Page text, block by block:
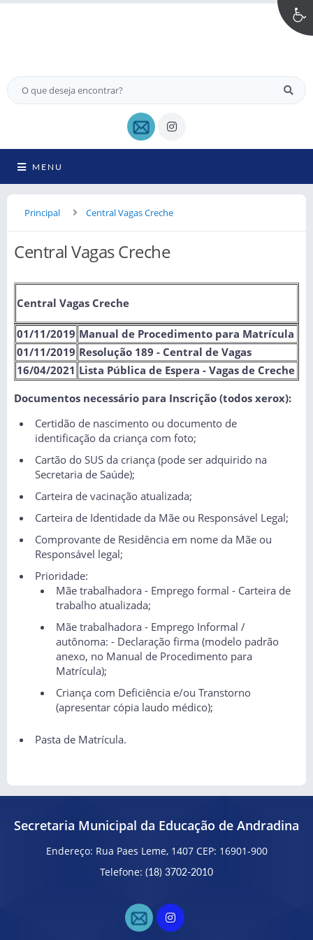
MENU
Principal Central Vagas Creche
Central Vagas Creche
Central Vagas Creche
01/11/2019 Manual de Procedimento para Matrícula
01/11/2019 Resolução 189 - Central de Vagas
16/04/2021 Lista Pública de Espera - Vagas de Creche
Documentos necessário para Inscrição (todos xerox):
Certidão de nascimento ou documento de
identificação da criança com foto;
Cartão do SUS da criança (pode ser adquirido na
Secretaria de Saúde);
Carteira de vacinação atualizada;
Carteira de Identidade da Mãe ou Responsável Legal;
Comprovante de Residência em nome da Mãe ou
Responsável legal;
Prioridade:
Mãe trabalhadora - Emprego formal - Carteira de
trabalho atualizada;
Mãe trabalhadora - Emprego Informal /
autônoma: - Declaração firma (modelo padrão
anexo, no Manual de Procedimento para
Matrícula);
Criança com Deficiência e/ou Transtorno
(apresentar cópia laudo médico);
Pasta de Matrícula.
Secretaria Municipal da Educação de Andradina
Endereço: Rua Paes Leme, 1407 CEP: 16901-900
Telefone: (18) 3702-2010